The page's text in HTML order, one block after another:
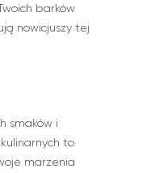
barków
nowicjuszy tej
smaków i
to
marzenia